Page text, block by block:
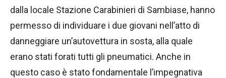
dalla locale Stazione Carabinieri di Sambiase, hanno
permesso di individuare i due giovani nell’atto di
danneggiare un’autovettura in sosta, alla quale
erano stati forati tutti gli pneumatici. Anche in
questo caso è stato fondamentale l’impegnativa